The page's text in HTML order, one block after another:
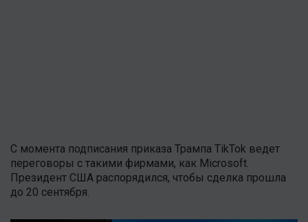
С момента подписания приказа Трампа TikTok ведет
переговоры с такими фирмами, как Microsoft.
Президент США распорядился, чтобы сделка прошла
до 20 сентября.